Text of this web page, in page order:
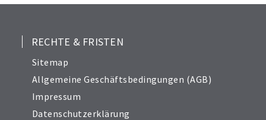
RECHTE & FRISTEN
Sitemap
Allgemeine Geschäftsbedingungen (AGB)
Impressum
Datenschutzerklärung